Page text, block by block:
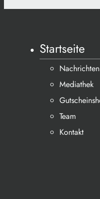
Startseite
Nachrichten
Mediathek
Team
Kontakt